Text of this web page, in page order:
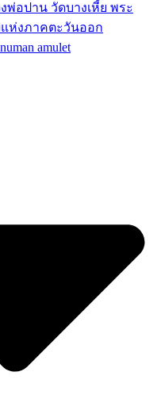
พ่อปาน วัดบางเหี้ย พระ
แห่งภาคตะวันออก
amulet